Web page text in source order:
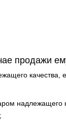
продажи
надлежащего